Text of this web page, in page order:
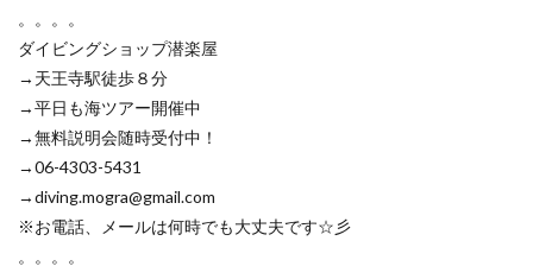
。。。。
ダイビングショップ潜楽屋
→天王寺駅徒歩８分
→平日も海ツアー開催中
→無料説明会随時受付中！
→06-4303-5431
→diving.mogra@gmail.com
※お電話、メールは何時でも大丈夫です☆彡
。。。。